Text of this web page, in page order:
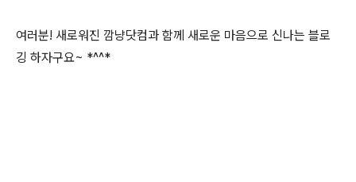
여러분! 새로워진 깜냥닷컴과 함께 새로운 마음으로 신나는 블로
깅 하자구요~ *^^*